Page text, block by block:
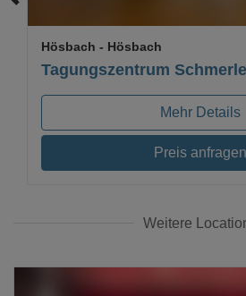
Tagungszentrum
Hösbach - Hösbach
Mehr Details
Preis anfragen
Weitere